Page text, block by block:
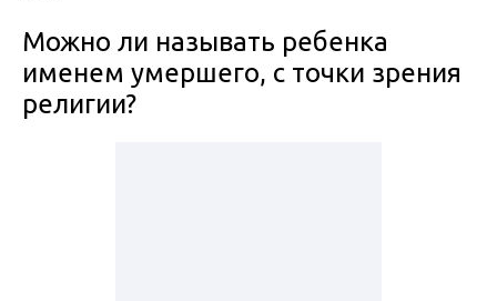
Можно ли называть ребенка
именем умершего, с точки зрения
религии?